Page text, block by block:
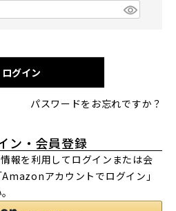
ログイン
パスワードをお忘れですか？
ン・会員登録
報を利用してログインまたは会
アカウントでログイン」